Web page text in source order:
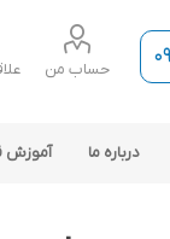
حساب من
درباره ما آموزش